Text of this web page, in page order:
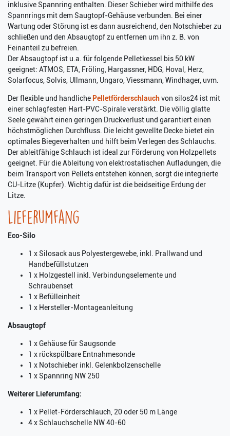
inklusive Spannring enthalten. Dieser Schieber wird mithilfe des
Spannrings mit dem Saugtopf-Gehäuse verbunden. Bei einer
Wartung oder Störung ist es dann ausreichend, den Notschieber zu
schließen und den Absaugtopf zu entfernen um ihn z. B. von
Feinanteil zu befreien.
Der Absaugtopf ist u.a. für folgende Pelletkessel bis 50 kW
geeignet: ATMOS, ETA, Fröling, Hargassner, HDG, Hoval, Herz,
Solarfocus, Solvis, Ullmann, Ungaro, Viessmann, Windhager, uvm.
Der flexible und handliche Pelletförderschlauchvon silos24 ist mit
einer schlagfesten Hart-PVC-Spirale verstärkt. Die völlig glatte
Seele gewährt einen geringen Druckverlust und garantiert einen
höchstmöglichen Durchfluss. Die leicht gewellte Decke bietet ein
optimales Biegeverhalten und hilft beim Verlegen des Schlauchs.
Der ableitfähige Schlauch ist ideal zur Förderung von Holzpellets
geeignet. Für die Ableitung von elektrostatischen Aufladungen, die
beim Transport von Pellets entstehen können, sorgt die integrierte
CU-Litze (Kupfer). Wichtig dafür ist die beidseitige Erdung der
Litze.
Lieferumfang
Eco-Silo
1 x Silosack aus Polyestergewebe, inkl. Prallwand und
Handbefüllstutzen
1 x Holzgestell inkl. Verbindungselemente und
Schraubenset
1 x Befülleinheit
1 x Hersteller-Montageanleitung
Absaugtopf
1 x Gehäuse für Saugsonde
1 x rückspülbare Entnahmesonde
1 x Notschieber inkl. Gelenkbolzenschelle
1 x Spannring NW 250
Weiterer Lieferumfang:
1 x Pellet-Förderschlauch, 20 oder 50 m Länge
4 x Schlauchschelle NW 40-60